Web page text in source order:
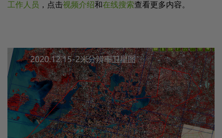
工作人员 ，点击视频介绍和在线搜索查看更多内容。